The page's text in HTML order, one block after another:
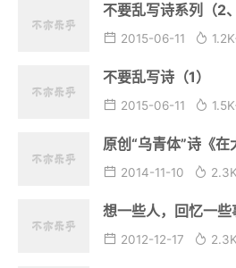
不要乱写诗系列（2
2015-06-11
不要乱写诗（1）
2015-06-11
原创“乌青体”诗《
2014-11-10
想一些人，回忆一些
2012-12-17